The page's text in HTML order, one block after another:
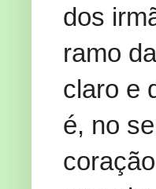
dos
ramo
claro e
é, no